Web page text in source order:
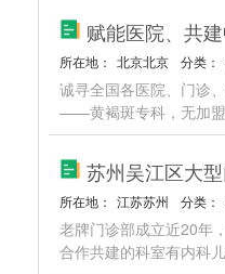
所在地： 北京北京 分类：
诚寻全国各医院、门诊
——黄褐斑专科，无加
苏州吴江区大
所在地： 江苏苏州 分类：
老牌门诊部成立近20年
合作共建的科室有内科